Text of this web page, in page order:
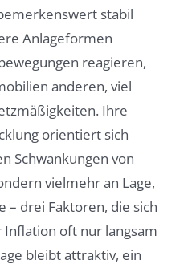
stabil
Anlageformen
reagieren,
anderen, viel
Ihre
orientiert sich
Schwankungen von
vielmehr an Lage,
– drei Faktoren, die sich
Inflation oft nur langsam
bleibt attraktiv, ein